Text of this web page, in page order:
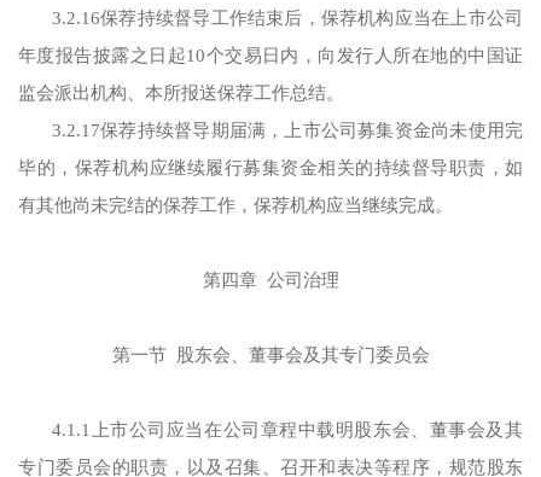
3.2.16保荐持续督导工作结束后，保荐机构应当在上市公司
年度报告披露之日起10个交易日内，向发行人所在地的中国证
监会派出机构、本所报送保荐工作总结。
3.2.17保荐持续督导期届满，上市公司募集资金尚未使用完
毕的，保荐机构应继续履行募集资金相关的持续督导职责，如
有其他尚未完结的保荐工作，保荐机构应当继续完成。
第四章 公司治理
第一节 股东会、董事会及其专门委员会
4.1.1上市公司应当在公司章程中载明股东会、董事会及其
专门委员会的职责，以及召集、召开和表决等程序，规范股东